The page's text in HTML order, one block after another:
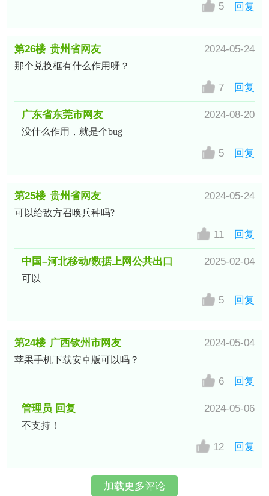
5 回复
第26楼 贵州省网友 2024-05-24
那个兑换框有什么作用呀？
7 回复
广东省东莞市网友 2024-08-20
没什么作用，就是个bug
5 回复
第25楼 贵州省网友 2024-05-24
可以给敌方召唤兵种吗?
11 回复
中国–河北移动/数据上网公共出口
网友
2025-02-04
可以
5 回复
第24楼 广西钦州市网友 2024-05-04
苹果手机下载安卓版可以吗？
6 回复
管理员 回复 2024-05-06
不支持！
12 回复
加载更多评论